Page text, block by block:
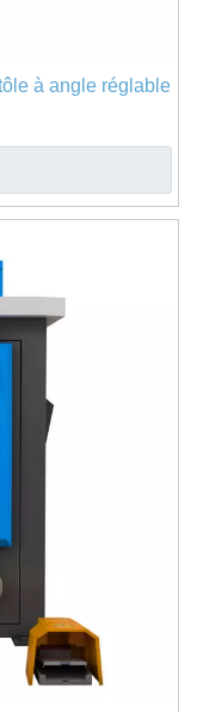
à angle réglable